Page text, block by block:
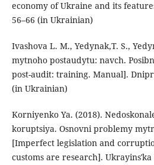
economy of Ukraine and its
56–66 (in Ukrainian)
Ivashova L. M., Yedynak,T. S.,
mytnoho postaudytu: navch.
post-audit: training. Manual].
(in Ukrainian)
Korniyenko Ya. (2018).
koruptsiya. Osnovni problemy
[Imperfect legislation and
customs are research].